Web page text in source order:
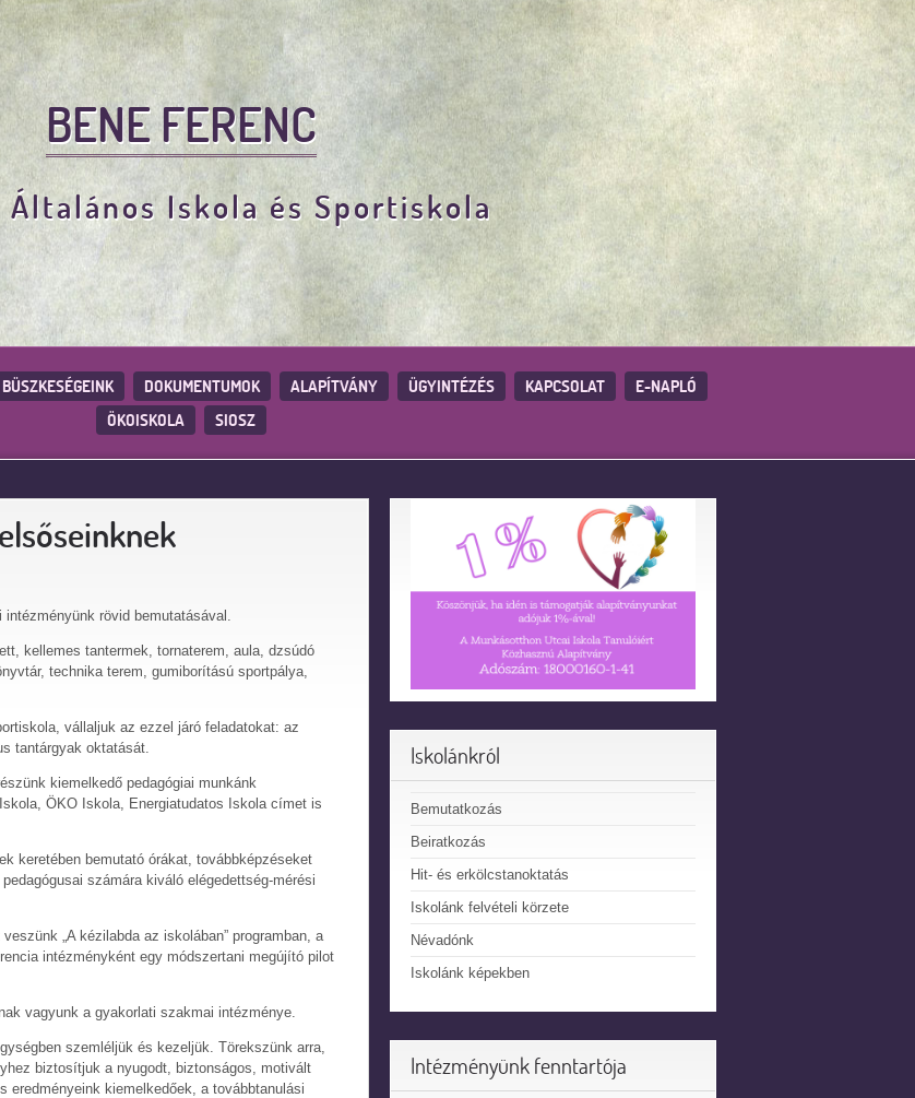
BENE FERENC
Iskola és Sportiskola
BÜSZKESÉGEINK DOKUMENTUMOK ALAPÍTVÁNY ÜGYINTÉZÉS KAPCSOLAT
E-NAPLÓ
ÖKOISKOLA
SIOSZ
rövid bemutatásával.
kellemes tantermek, tornaterem, aula, dzsúdó
technika terem, gumiborítású sportpálya,
vállaljuk az ezzel járó feladatokat: az
tantárgyak oktatását.
kiemelkedő pedagógiai munkánk
ÖKO Iskola, Energiatudatos Iskola címet is
keretében bemutató órákat, továbbképzéseket
számára kiváló elégedettség-mérési
„A kézilabda az iskolában” programban, a
intézményként egy módszertani megújító pilot
vagyunk a gyakorlati szakmai intézménye.
szemléljük és kezeljük. Törekszünk arra,
biztosítjuk a nyugodt, biztonságos, motivált
eredményeink kiemelkedőek, a továbbtanulási
Iskolánkról
Bemutatkozás
Beiratkozás
Hit- és erkölcstanoktatás
Iskolánk felvételi körzete
Névadónk
Iskolánk képekben
Intézményünk fenntartója